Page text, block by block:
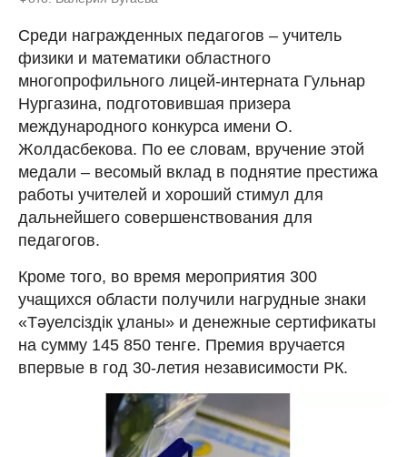
Среди награжденных педагогов – учитель
физики и математики областного
многопрофильного лицей-интерната Гульнар
Нургазина, подготовившая призера
международного конкурса имени О.
Жолдасбекова. По ее словам, вручение этой
медали – весомый вклад в поднятие престижа
работы учителей и хороший стимул для
дальнейшего совершенствования для
педагогов.
Кроме того, во время мероприятия 300
учащихся области получили нагрудные знаки
«Тәуелсіздік ұланы» и денежные сертификаты
на сумму 145 850 тенге. Премия вручается
впервые в год 30-летия независимости РК.